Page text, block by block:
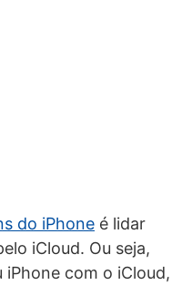
do iPhone é lidar
iCloud. Ou seja,
iPhone com o iCloud,